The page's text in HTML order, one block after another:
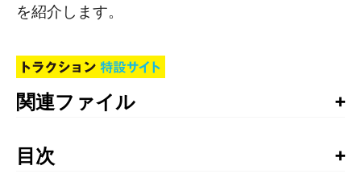
を紹介します。
関連ファイル
目次